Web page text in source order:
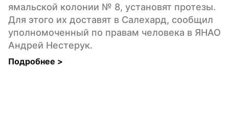
ямальской колонии № 8, установят протезы.
Для этого их доставят в Салехард, сообщил
уполномоченный по правам человека в ЯНАО
Андрей Нестерук.
Подробнее >